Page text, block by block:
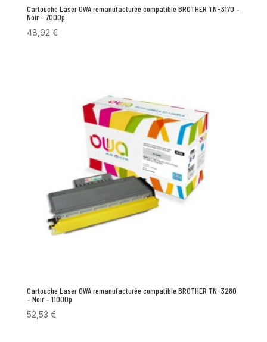
Cartouche Laser OWA remanufacturée compatible BROTHER TN-3170 –
Noir – 7000p
48,92 €
Cartouche Laser OWA remanufacturée compatible BROTHER TN-3280
– Noir – 11000p
52,53 €